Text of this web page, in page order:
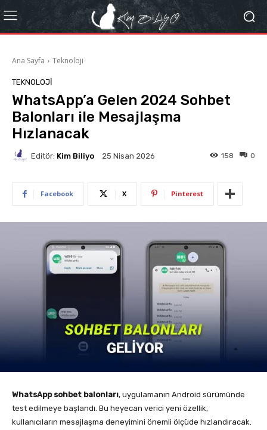
Ana Sayfa Teknoloji
TEKNOLOJI
WhatsApp’a Gelen 2024 Sohbet
Balonları ile Mesajlaşma
Hızlanacak
Editör: Kim Biliyo 25 Nisan 2026 0
158
Facebook X Pinterest
WhatsApp sohbet balonları, uygulamanın Android sürümünde
test edilmeye başlandı. Bu heyecan verici yeni özellik,
kullanıcıların mesajlaşma deneyimini önemli ölçüde hızlandıracak.